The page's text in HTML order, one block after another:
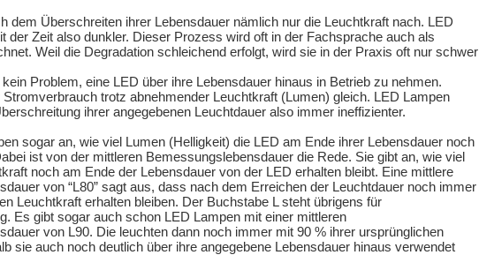
dem Überschreiten ihrer Lebensdauer nämlich nur die Leuchtkraft nach. LED
der Zeit also dunkler. Dieser Prozess wird oft in der Fachsprache auch als
Weil die Degradation schleichend erfolgt, wird sie in der Praxis oft nur schwer
Problem, eine LED über ihre Lebensdauer hinaus in Betrieb zu nehmen.
Stromverbrauch trotz abnehmender Leuchtkraft (Lumen) gleich. LED Lampen
ihrer angegebenen Leuchtdauer also immer ineffizienter.
sogar an, wie viel Lumen (Helligkeit) die LED am Ende ihrer Lebensdauer noch
ist von der mittleren Bemessungslebensdauer die Rede. Sie gibt an, wie viel
noch am Ende der Lebensdauer von der LED erhalten bleibt. Eine mittlere
von “L80” sagt aus, dass nach dem Erreichen der Leuchtdauer noch immer
Leuchtkraft erhalten bleiben. Der Buchstabe L steht übrigens für
Es gibt sogar auch schon LED Lampen mit einer mittleren
von L90. Die leuchten dann noch immer mit 90 % ihrer ursprünglichen
sie auch noch deutlich über ihre angegebene Lebensdauer hinaus verwendet